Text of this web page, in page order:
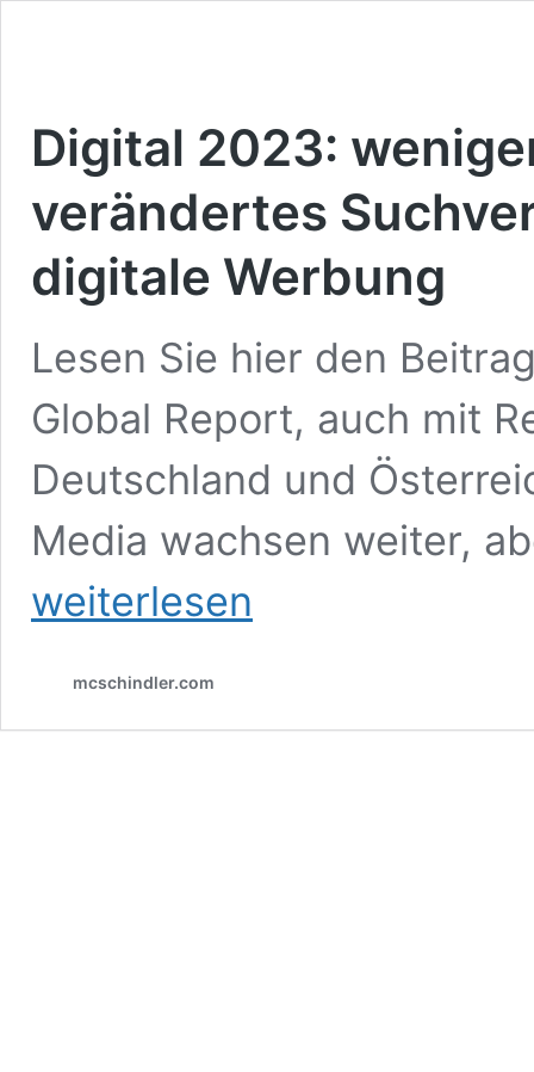
Digital 2023:
verändertes
digitale Werbung
Lesen Sie hier den
Global Report, auch mit
Deutschland und
Media wachsen weiter,
weiterlesen
mcschindler.com